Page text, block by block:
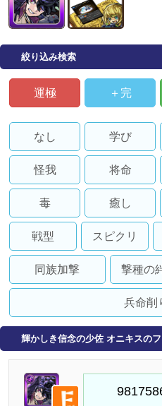
絞り込み検索
運極 ＋完
なし 学び
怪我 将命
毒 癒し
戦型 スピクリ
同族加撃 撃種の
兵命削
輝かしき信念の少佐 オニキスの